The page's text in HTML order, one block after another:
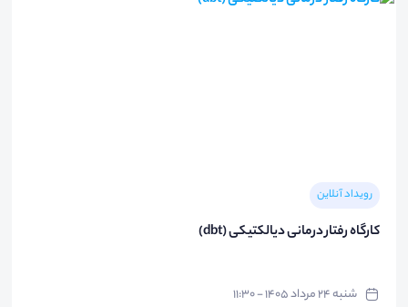
رویداد آنلاین
کارگاه رفتار درمانی دیالکتیکی (dbt)
شنبه ۲۴ مرداد ۱۴۰۵ - ۱۱:۳۰